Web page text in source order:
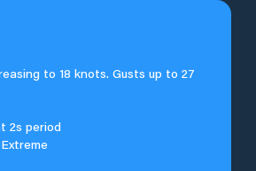
to 18 knots. Gusts up to 27
2s period